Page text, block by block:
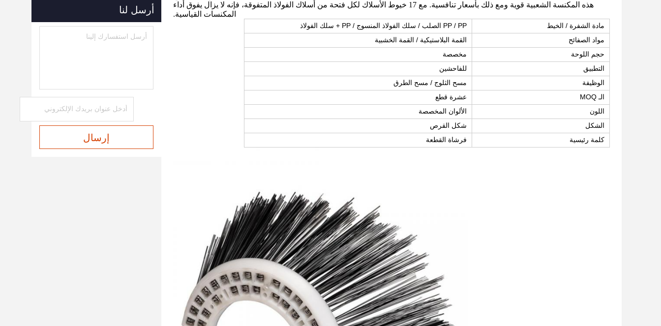
هذه المكنسة الشعبية قوية ومع ذلك بأسعار تنافسية. مع 17 خيوط الأسلاك لكل فتحة من أسلاك الفولاذ المتفوقة، فإنه لا يزال يفوق أداء
المكنسات القياسية.
مادة الشفرة / الخيط
PP / PP الصلب / سلك الفولاذ المنسوج / PP + سلك الفولاذ
مواد الصفائح
القمة البلاستيكية / القمة الخشبية
حجم اللوحة
مخصصة
التطبيق
للفاحشين
الوظيفة
مسح الثلوج / مسح الطرق
الـ MOQ
عشرة قطع
اللون
الألوان المخصصة
الشكل
شكل القرص
كلمة رئيسية
فرشاة القطعة
أرسل لنا
إرسال